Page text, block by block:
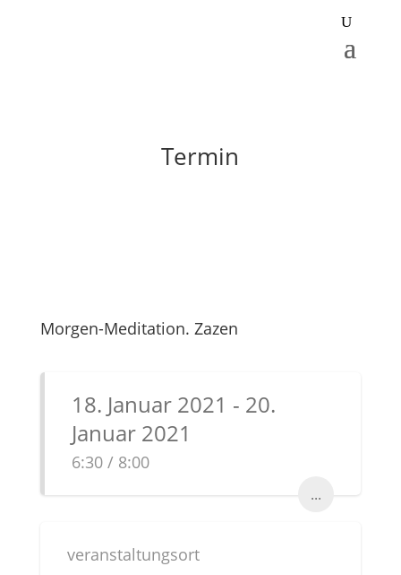
Termin
Morgen-Meditation. Zazen
18. Januar 2021 - 20.
Januar 2021
6:30 / 8:00
...
veranstaltungsort